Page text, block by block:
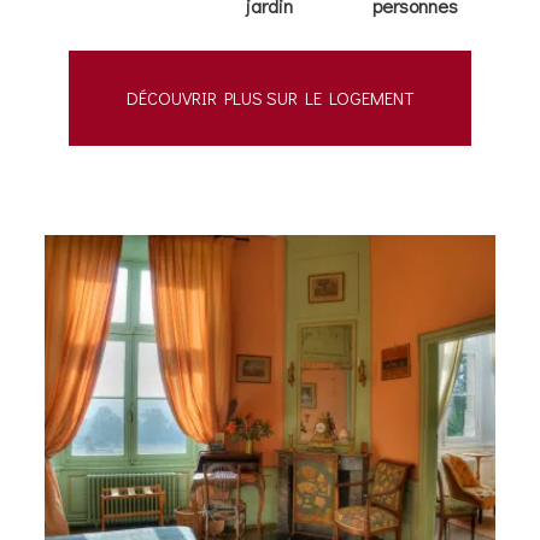
jardin personnes
DÉCOUVRIR PLUS SUR LE LOGEMENT